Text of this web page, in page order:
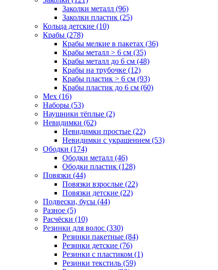
Заколки металл (96)
Заколки пластик (25)
Кольца детские (10)
Крабы (278)
Крабы мелкие в пакетах (36)
Крабы металл > 6 см (35)
Крабы металл до 6 см (48)
Крабы на трубочке (12)
Крабы пластик > 6 см (93)
Крабы пластик до 6 см (60)
Мех (16)
Наборы (53)
Наушники тёплые (2)
Невидимки (62)
Невидимки простые (22)
Невидимки с украшением (53)
Ободки (174)
Ободки металл (46)
Ободки пластик (128)
Повязки (44)
Повязки взрослые (22)
Повязки детские (22)
Подвески, бусы (44)
Разное (5)
Расчёски (10)
Резинки для волос (330)
Резинки пакетные (84)
Резинки детские (76)
Резинки с пластиком (1)
Резинки текстиль (59)